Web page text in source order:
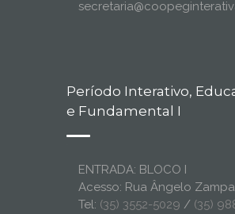
Período Interativo,
e Fundamental I
ENTRADA: BLOCO I
Acesso: Rua Ângelo
Tel: (35) 3552-5029 / (35)